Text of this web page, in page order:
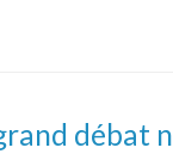
débat